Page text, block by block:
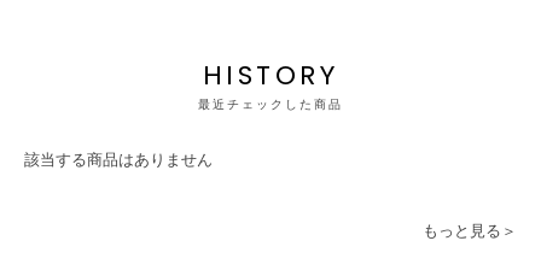
HISTORY
最近チェックした商品
該当する商品はありません
もっと見る＞